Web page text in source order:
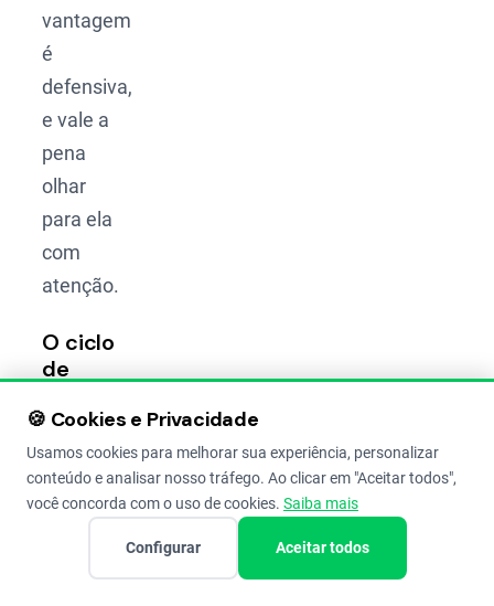
vantagem
é
defensiva,
e vale a
pena
olhar
para ela
com
atenção.
O ciclo
de
que
mudou
o
comportamento
produtor
🍪 Cookies e Privacidade
Usamos cookies para melhorar sua experiência, personalizar
conteúdo e analisar nosso tráfego. Ao clicar em "Aceitar todos",
você concorda com o uso de cookies. Saiba mais
Configurar Aceitar todos